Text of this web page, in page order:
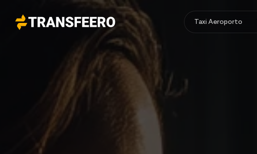
Transfeero
Taxi Aeroporto